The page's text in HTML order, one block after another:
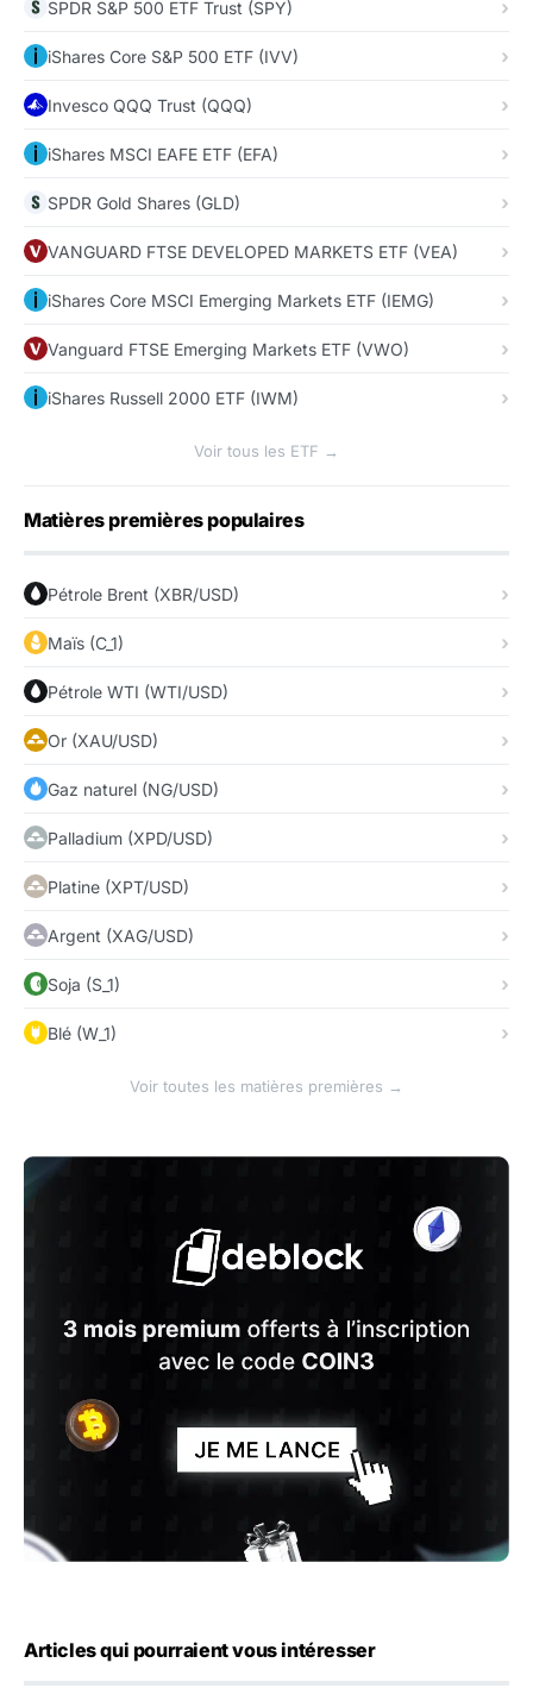
SPDR S&P 500 ETF Trust (SPY)
iShares Core S&P 500 ETF (IVV)
Invesco QQQ Trust (QQQ)
iShares MSCI EAFE ETF (EFA)
SPDR Gold Shares (GLD)
VANGUARD FTSE DEVELOPED MARKETS ETF (VEA)
iShares Core MSCI Emerging Markets ETF (IEMG)
Vanguard FTSE Emerging Markets ETF (VWO)
iShares Russell 2000 ETF (IWM)
Voir tous les ETF →
Matières premières populaires
Pétrole Brent (XBR/USD)
Maïs (C_1)
Pétrole WTI (WTI/USD)
Or (XAU/USD)
Gaz naturel (NG/USD)
Palladium (XPD/USD)
Platine (XPT/USD)
Argent (XAG/USD)
Soja (S_1)
Blé (W_1)
Voir toutes les matières premières →
Articles qui pourraient vous intéresser